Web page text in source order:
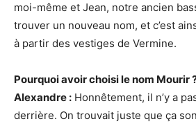
moi-même et Jean, notre ancien
trouver un nouveau nom, et c’est
à partir des vestiges de Vermine.
Pourquoi avoir choisi le nom Mourir
Alexandre : Honnêtement, il n’y a
derrière. On trouvait juste que ça